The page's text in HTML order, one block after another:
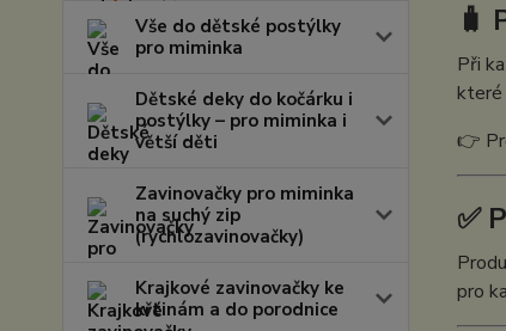
Vše do dětské postýlky
pro miminka
Dětské deky do kočárku i
postýlky – pro miminka i
větší děti
Zavinovačky pro miminka
na suchý zip
(rychlozavinovačky)
Krajkové zavinovačky ke
křtinám a do porodnice
🧳
Při
které
👉
✅
pro